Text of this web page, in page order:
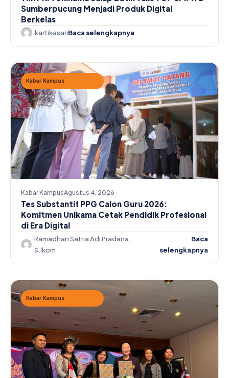
Sumberpucung Menjadi Produk Digital
Berkelas
kartikasariBaca selengkapnya
Kabar Kampus
Kabar KampusAgustus 4, 2026
Tes Substantif PPG Calon Guru 2026:
Komitmen Unikama Cetak Pendidik Profesional
di Era Digital
Ramadhan Satria Adi Pradana,
S.Ikom
Baca
selengkapnya
Kabar Kampus